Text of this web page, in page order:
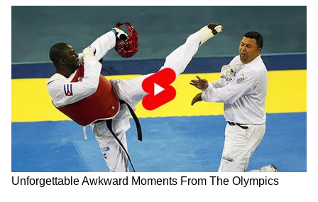
Modi ने दिया सक्सेस का बहुत बड़ा फॉर्मूला,
बजने लगी तालियां